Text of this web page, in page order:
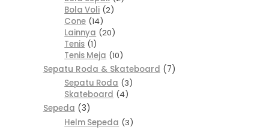
Bola Voli 2
Cone 14
Lainnya 20
Tenis 1
Tenis Meja 10
Sepatu Roda & Skateboard
7
Sepatu Roda 3
Skateboard 4
Sepeda
3
Helm Sepeda 3